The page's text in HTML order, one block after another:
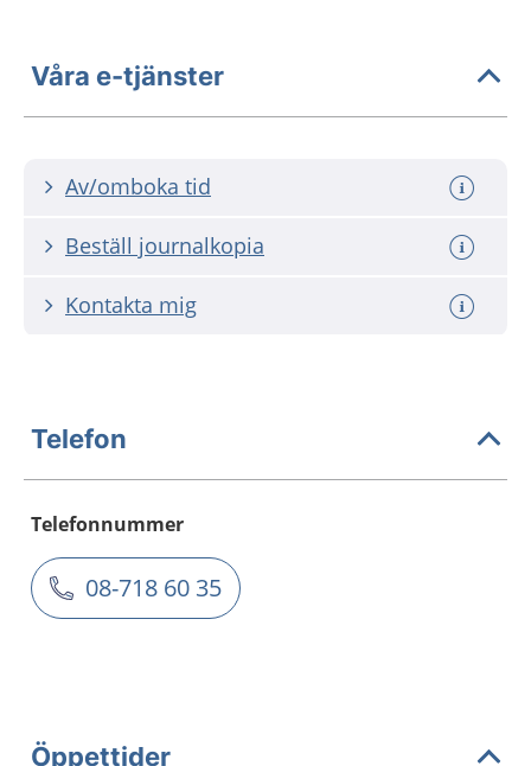
Våra e-tjänster
Av/omboka tid
Beställ journalkopia
Kontakta mig
Telefon
Telefonnummer
08-718 60 35
Öppettider